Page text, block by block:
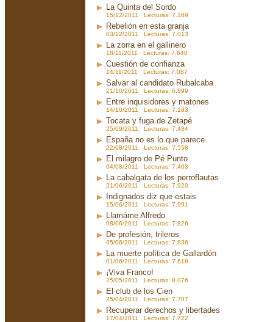
La Quinta del Sordo
15/12/2011 Lecturas: 7.169
Rebelión en esta granja
03/12/2011 Lecturas: 7.013
La zorra en el gallinero
18/11/2011 Lecturas: 7.640
Cuestión de confianza
14/11/2011 Lecturas: 7.087
Salvar al candidato Rubalcaba
21/10/2011 Lecturas: 6.899
Entre inquisidores y matones
14/10/2011 Lecturas: 7.183
Tocata y fuga de Zetapé
25/09/2011 Lecturas: 7.484
España no es lo que parece
22/08/2011 Lecturas: 7.558
El milagro de Pé Punto
04/08/2011 Lecturas: 7.403
La cabalgata de los perroflautas
21/06/2011 Lecturas: 7.920
Indignados diz que estais
15/06/2011 Lecturas: 7.991
Llamáme Alfredo
08/06/2011 Lecturas: 7.826
De profesión, trileros
05/06/2011 Lecturas: 7.836
La muerte política de Gallardón
01/06/2011 Lecturas: 7.618
¡Viva Franco!
25/05/2011 Lecturas: 8.076
El club de los Cien
25/04/2011 Lecturas: 7.787
Recuperar derechos y libertades
17/04/2011 Lecturas: 7.722